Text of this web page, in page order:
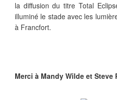
la diffusion du titre Total
illuminé le stade avec les
à Francfort.
Merci à Mandy Wilde et